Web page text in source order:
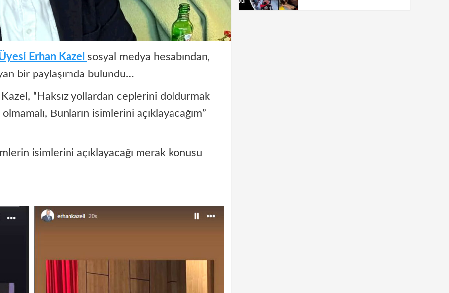
Erhan Kazel sosyal medya hesabından,
bir paylaşımda bulundu…
“Haksız yollardan ceplerini doldurmak
Bunların isimlerini açıklayacağım”
isimlerini açıklayacağı merak konusu